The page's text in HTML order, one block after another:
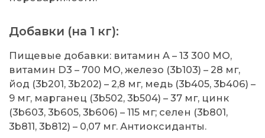
Добавки (на 1 кг):
Пищевые добавки: витамин A – 13 300 MO,
витамин D3 – 700 MO, железо (3b103) – 28 мг,
йод (3b201, 3b202) – 2,8 мг, медь (3b405, 3b406) –
9 мг, марганец (3b502, 3b504) – 37 мг, цинк
(3b603, 3b605, 3b606) – 115 мг; селен (3b801,
3b811, 3b812) – 0,07 мг. Антиоксиданты.